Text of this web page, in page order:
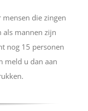
die zingen
als mannen zijn
nog 15 personen
meld u dan aan